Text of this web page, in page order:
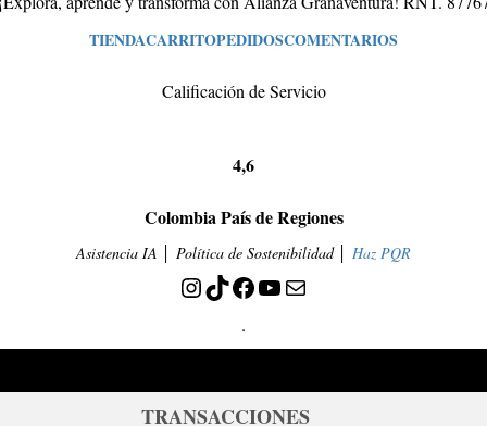
TIENDACARRITOPEDIDOSCOMENTARIOS
Calificación de Servicio
4,6
Colombia País de Regiones
Asistencia IA │ Política de Sostenibilidad │ Haz PQR
Instagram
TikTok
Facebook
YouTube
Correo electrónico
.
TRANSACCIONES